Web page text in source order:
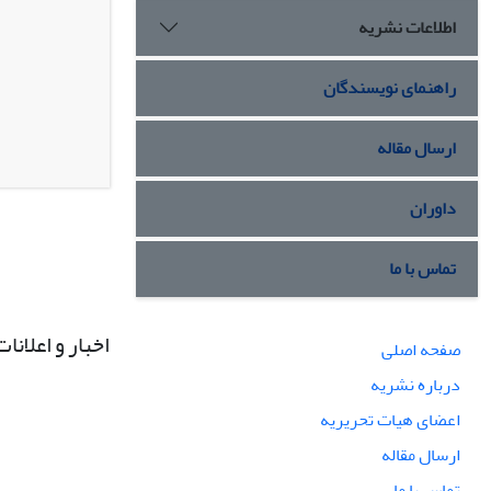
اطلاعات نشریه
راهنمای نویسندگان
ارسال مقاله
داوران
تماس با ما
صفحه اصلی
درباره نشریه
اعضای هیات تحریریه
ارسال مقاله
اخبار و